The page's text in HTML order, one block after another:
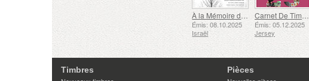
À la Mémoire des Morts et des Assassinés le 7 Octobre 2023
Émis: 08.10.2025
Israël
Carnet De Timbres
Émis: 05.12.2025
Jersey
Timbres
Pièces